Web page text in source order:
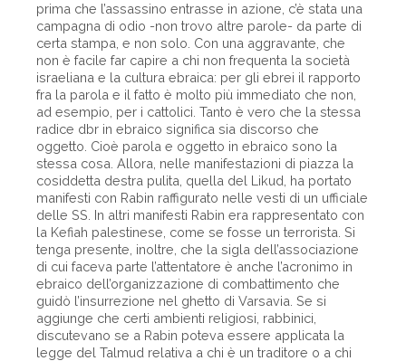
prima che l’assassino entrasse in azione, c’è stata una
campagna di odio -non trovo altre parole- da parte di
certa stampa, e non solo. Con una aggravante, che
non è facile far capire a chi non frequenta la società
israeliana e la cultura ebraica: per gli ebrei il rapporto
fra la parola e il fatto è molto più immediato che non,
ad esempio, per i cattolici. Tanto è vero che la stessa
radice dbr in ebraico significa sia discorso che
oggetto. Cioè parola e oggetto in ebraico sono la
stessa cosa. Allora, nelle manifestazioni di piazza la
cosiddetta destra pulita, quella del Likud, ha portato
manifesti con Rabin raffigurato nelle vesti di un ufficiale
delle SS. In altri manifesti Rabin era rappresentato con
la Kefiah palestinese, come se fosse un terrorista. Si
tenga presente, inoltre, che la sigla dell’associazione
di cui faceva parte l’attentatore è anche l’acronimo in
ebraico dell’organizzazione di combattimento che
guidò l’insurrezione nel ghetto di Varsavia. Se si
aggiunge che certi ambienti religiosi, rabbinici,
discutevano se a Rabin poteva essere applicata la
legge del Talmud relativa a chi è un traditore o a chi